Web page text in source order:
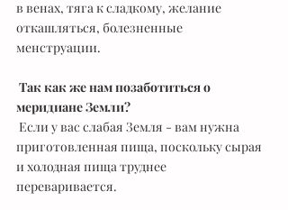
в венах, тяга к сладкому, желание
откашляться, болезненные
менструации.
Так как же нам позаботиться о
меридиане Земли?
приготовленная пища, поскольку сырая
и холодная пища труднее
переваривается.